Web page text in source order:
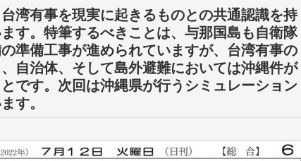
湾有事を現実に起きるものとの共通認識を持
す。特筆するべきことは、与那国島も自衛隊
準備工事が進められていますが、台湾有事の
自治体、そして島外避難においては沖縄件が
です。次回は沖縄県が行うシミュレーション
す。